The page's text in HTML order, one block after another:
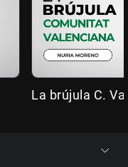
La brújula C.